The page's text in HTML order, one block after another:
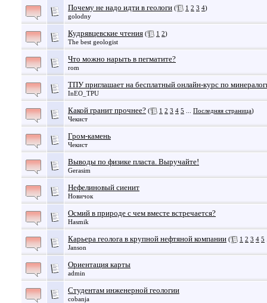
Почему не надо идти в геологи ( 1 2 3 4)
golodny
Кудрявцевские чтения ( 1 2)
The best geologist
Что можно нарыть в пегматите?
rom
ТПУ приглашает на бесплатный онлайн-курс по
InEO_TPU
Какой гранит прочнее? ( 1 2 3 4 5 Последняя страница)
Чекист
Гром-камень
Чекист
Выводы по физике пласта. Выручайте!
Gerasim
Нефелиновый сиенит
Новичок
Осмий в природе с чем вместе встречается?
Hasmik
Карьера геолога в крупной нефтяной компании ( 1 2 3 4 5
Janson
Ориентация карты
admin
Студентам инженерной геологии
cobanja